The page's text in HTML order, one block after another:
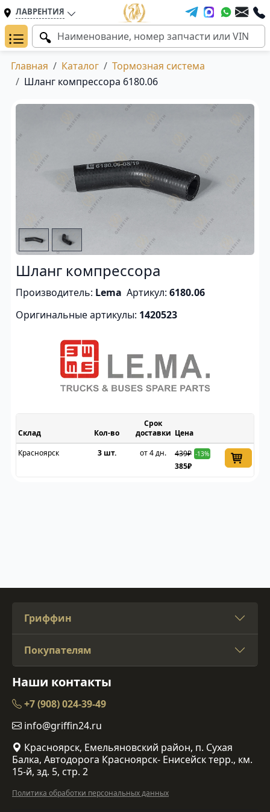
ЛАВРЕНТИЯ
Главная Каталог
Тормозная система
Шланг компрессора 6180.06
Шланг компрессора
Производитель: Lema Артикул: 6180.06
Оригинальные артикулы: 1420523
Склад
Срок
доставки Цена
Красноярск
3 шт. от 4 дн. 439₽ -13%
385₽
Гриффин
Покупателям
Наши контакты
+7 (908) 024-39-49
info@griffin24.ru
Красноярск, Емельяновский район, п. Сухая
Балка, Автодорога Красноярск- Енисейск терр., км.
15-й, зд. 5, стр. 2
Политика обработки персональных данных